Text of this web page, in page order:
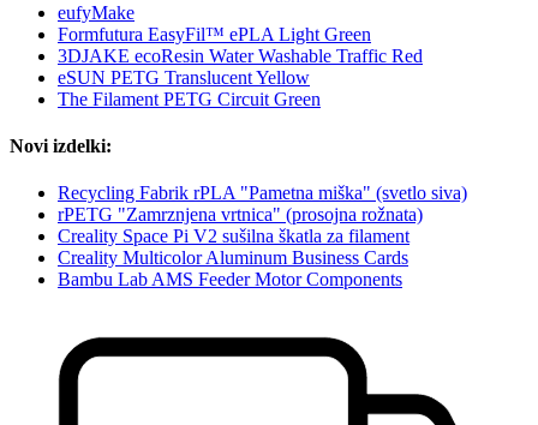
eufyMake
Formfutura EasyFil™ ePLA Light Green
3DJAKE ecoResin Water Washable Traffic Red
eSUN PETG Translucent Yellow
The Filament PETG Circuit Green
Novi izdelki:
Recycling Fabrik rPLA "Pametna miška" (svetlo siva)
rPETG "Zamrznjena vrtnica" (prosojna rožnata)
Creality Space Pi V2 sušilna škatla za filament
Creality Multicolor Aluminum Business Cards
Bambu Lab AMS Feeder Motor Components